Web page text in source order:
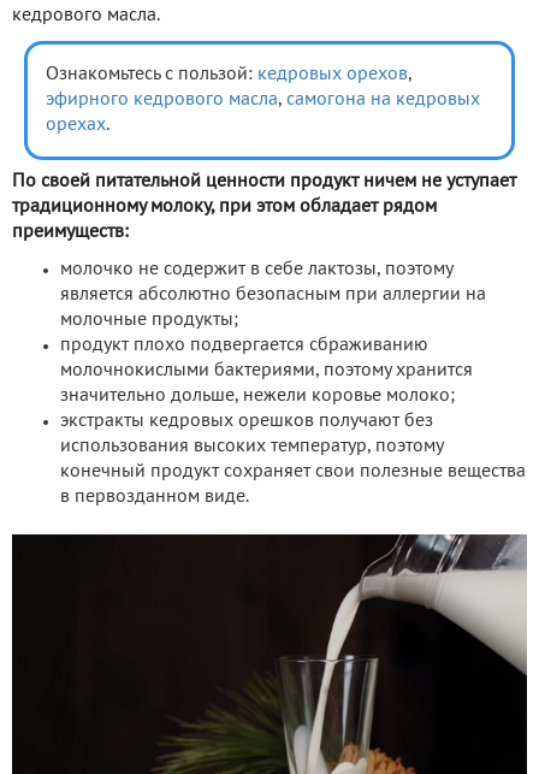
кедрового масла.
Ознакомьтесь с пользой: кедровых орехов,
эфирного кедрового масла, самогона на кедровых
орехах.
По своей питательной ценности продукт ничем не уступает
традиционному молоку, при этом обладает рядом
преимуществ:
молочко не содержит в себе лактозы, поэтому
является абсолютно безопасным при аллергии на
молочные продукты;
продукт плохо подвергается сбраживанию
молочнокислыми бактериями, поэтому хранится
значительно дольше, нежели коровье молоко;
экстракты кедровых орешков получают без
использования высоких температур, поэтому
конечный продукт сохраняет свои полезные вещества
в первозданном виде.